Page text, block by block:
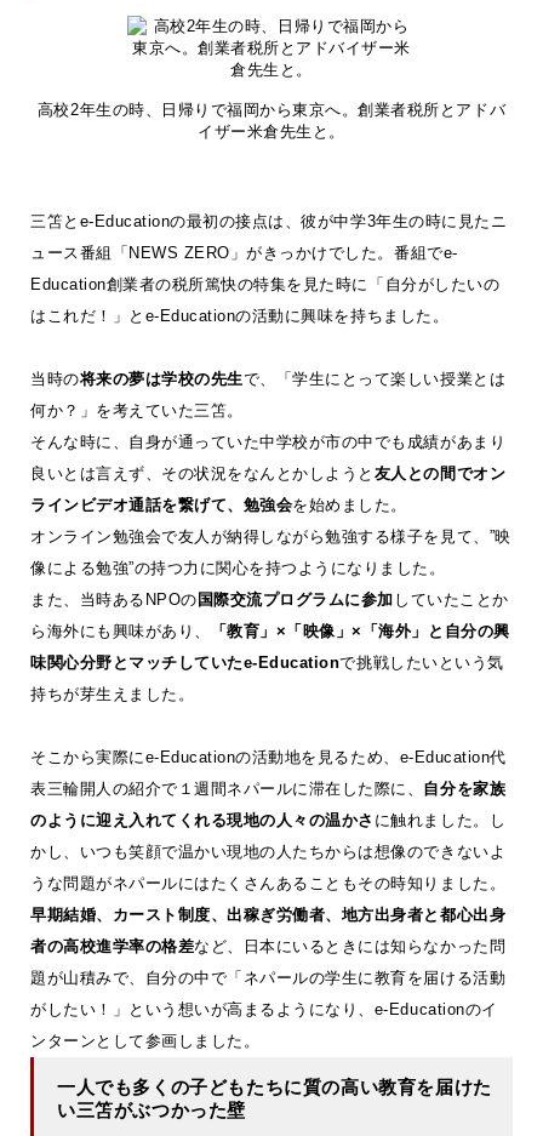
高校2年生の時、日帰りで福岡から東京へ。創業者税所とアドバ
イザー米倉先生と。
三笘とe-Educationの最初の接点は、彼が中学3年生の時に見たニ
ュース番組「NEWS ZERO」がきっかけでした。番組でe-
Education創業者の税所篤快の特集を見た時に「自分がしたいの
はこれだ！」とe-Educationの活動に興味を持ちました。
当時の将来の夢は学校の先生で、「学生にとって楽しい授業とは
何か？」を考えていた三笘。
そんな時に、自身が通っていた中学校が市の中でも成績があまり
良いとは言えず、その状況をなんとかしようと 友人との間でオン
ラインビデオ通話を繋げて、勉強会を始めました。
オンライン勉強会で友人が納得しながら勉強する様子を見て、”映
像による勉強”の持つ力に関心を持つようになりました。
また、当時あるNPOの 国際交流プログラムに参加 していたことか
ら海外にも興味があり、
「教育」×「映像」×「海外」と自分の興
味関心分野とマッチしていたe-Educationで挑戦したいという気
持ちが芽生えました。
そこから実際にe-Educationの活動地を見るため、e-Education代
表三輪開人の紹介で１週間ネパールに滞在した際に、 自分を家族
のように迎え入れてくれる現地の人々の温かさ に触れました。し
かし、いつも笑顔で温かい現地の人たちからは想像のできないよ
うな問題がネパールにはたくさんあることもその時知りました。
早期結婚、カースト制度、出稼ぎ労働者、地方出身者と都心出身
者の高校進学率の格差など、日本にいるときには知らなかった問
題が山積みで、自分の中で「ネパールの学生に教育を届ける活動
がしたい！」という想いが高まるようになり、e-Educationのイ
ンターンとして参画しました。
一人でも多くの子どもたちに質の高い教育を届けた
い三笘がぶつかった壁